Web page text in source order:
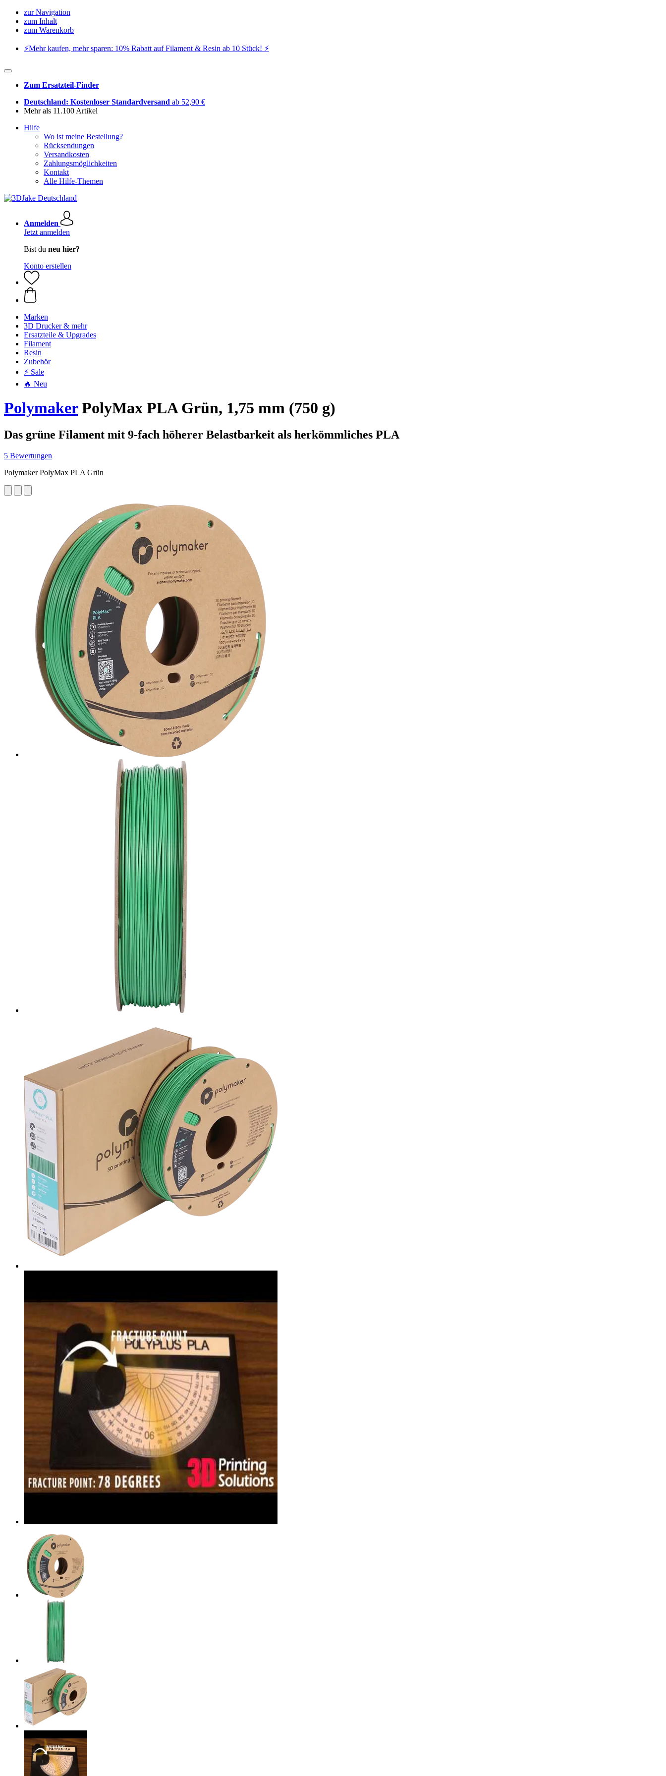
zur Navigation
zum Inhalt
zum Warenkorb
⚡️Mehr kaufen, mehr sparen: 10% Rabatt auf Filament & Resin ab 10 Stück! ⚡️
Zum Ersatzteil-Finder
Deutschland: Kostenloser Standardversand ab 52,90 €
Mehr als 11.100 Artikel
Hilfe
Wo ist meine Bestellung?
Rücksendungen
Versandkosten
Zahlungsmöglichkeiten
Kontakt
Alle Hilfe-Themen
Anmelden
Jetzt anmelden
Bist du neu hier?
Konto erstellen
Marken
3D Drucker & mehr
Ersatzteile & Upgrades
Filament
Resin
Zubehör
⚡ Sale
🔥 Neu
PolymakerPolyMax PLA Grün, 1,75 mm (750 g)
Das grüne Filament mit 9-fach höherer Belastbarkeit als herkömmliches PLA
5 Bewertungen
Polymaker PolyMax PLA Grün